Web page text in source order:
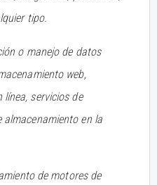
tipo.
o manejo de datos
web,
servicios de
en la
de motores de